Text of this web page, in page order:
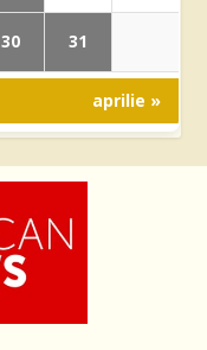
30 31
aprilie »